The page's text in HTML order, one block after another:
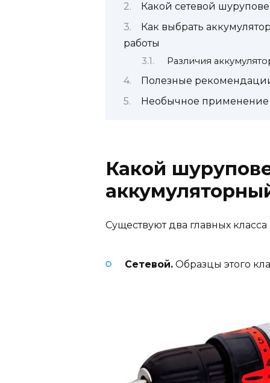
Какой сетевой
Как выбрать
работы
Различия
Полезные
Необычное применение
Какой
Существуют два главных
Сетевой. Образцы этого